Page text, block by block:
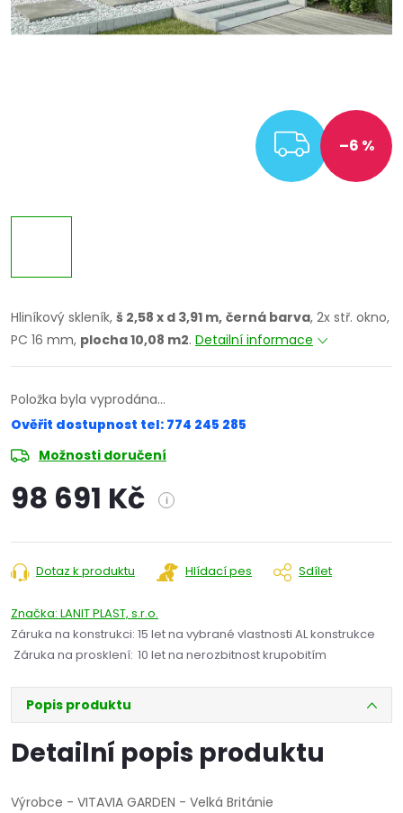
–6 %
Hliníkový skleník, š 2,58 x d 3,91 m, černá barva, 2x stř. okno,
PC 16 mm, plocha 10,08 m2. Detailní informace
Položka byla vyprodána…
Ověřit dostupnost tel: 774 245 285
Možnosti doručení
98 691 Kč i
cena:
Dotaz k produktu Hlídací pes Sdílet
Značka: LANIT PLAST, s.r.o.
Záruka na konstrukci: 15 let na vybrané vlastnosti AL konstrukce
Záruka na prosklení: 10 let na nerozbitnost krupobitím
Popis produktu
Detailní popis produktu
Výrobce - VITAVIA GARDEN - Velká Británie